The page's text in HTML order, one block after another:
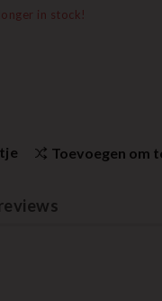
in stock!
Toevoegen om